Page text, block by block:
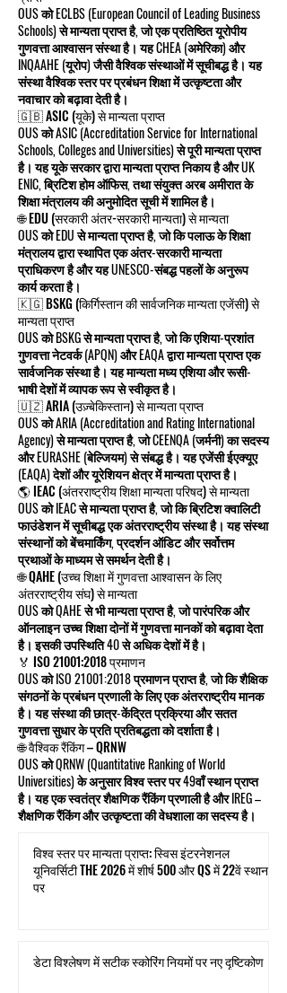
OUS को ECLBS (European Council of Leading Business
Schools) से मान्यता प्राप्त है, जो एक प्रतिष्ठित यूरोपीय
गुणवत्ता आश्वासन संस्था है। यह CHEA (अमेरिका) और
INQAAHE (यूरोप) जैसी वैश्विक संस्थाओं में सूचीबद्ध है। यह
संस्था वैश्विक स्तर पर प्रबंधन शिक्षा में उत्कृष्टता और
नवाचार को बढ़ावा देती है।
🇬🇧 ASIC (यूके) से मान्यता प्राप्त
OUS को ASIC (Accreditation Service for International
Schools, Colleges and Universities) से पूरी मान्यता प्राप्त
है। यह यूके सरकार द्वारा मान्यता प्राप्त निकाय है और UK
ENIC, ब्रिटिश होम ऑफिस, तथा संयुक्त अरब अमीरात के
शिक्षा मंत्रालय की अनुमोदित सूची में शामिल है।
🌐 EDU (सरकारी अंतर-सरकारी मान्यता) से मान्यता
OUS को EDU से मान्यता प्राप्त है, जो कि पलाऊ के शिक्षा
मंत्रालय द्वारा स्थापित एक अंतर-सरकारी मान्यता
प्राधिकरण है और यह UNESCO-संबद्ध पहलों के अनुरूप
कार्य करता है।
🇰🇬 BSKG (किर्गिस्तान की सार्वजनिक मान्यता एजेंसी) से
मान्यता प्राप्त
OUS को BSKG से मान्यता प्राप्त है, जो कि एशिया-प्रशांत
गुणवत्ता नेटवर्क (APQN) और EAQA द्वारा मान्यता प्राप्त एक
सार्वजनिक संस्था है। यह मान्यता मध्य एशिया और रूसी-
भाषी देशों में व्यापक रूप से स्वीकृत है।
🇺🇿 ARIA (उज़्बेकिस्तान) से मान्यता प्राप्त
OUS को ARIA (Accreditation and Rating International
Agency) से मान्यता प्राप्त है, जो CEENQA (जर्मनी) का सदस्य
और EURASHE (बेल्जियम) से संबद्ध है। यह एजेंसी ईएक्यूए
(EAQA) देशों और यूरेशियन क्षेत्र में मान्यता प्राप्त है।
🌎 IEAC (अंतरराष्ट्रीय शिक्षा मान्यता परिषद) से मान्यता
OUS को IEAC से मान्यता प्राप्त है, जो कि ब्रिटिश क्वालिटी
फाउंडेशन में सूचीबद्ध एक अंतरराष्ट्रीय संस्था है। यह संस्था
संस्थानों को बेंचमार्किंग, प्रदर्शन ऑडिट और सर्वोत्तम
प्रथाओं के माध्यम से समर्थन देती है।
🌐 QAHE (उच्च शिक्षा में गुणवत्ता आश्वासन के लिए
अंतरराष्ट्रीय संघ) से मान्यता
OUS को QAHE से भी मान्यता प्राप्त है, जो पारंपरिक और
ऑनलाइन उच्च शिक्षा दोनों में गुणवत्ता मानकों को बढ़ावा देता
है। इसकी उपस्थिति 40 से अधिक देशों में है।
🏅 ISO 21001:2018 प्रमाणन
OUS को ISO 21001:2018 प्रमाणन प्राप्त है, जो कि शैक्षिक
संगठनों के प्रबंधन प्रणाली के लिए एक अंतरराष्ट्रीय मानक
है। यह संस्था की छात्र-केंद्रित प्रक्रिया और सतत
गुणवत्ता सुधार के प्रति प्रतिबद्धता को दर्शाता है।
🌐 वैश्विक रैंकिंग – QRNW
OUS को QRNW (Quantitative Ranking of World
Universities) के अनुसार विश्व स्तर पर 49वाँ स्थान प्राप्त
है। यह एक स्वतंत्र शैक्षणिक रैंकिंग प्रणाली है और IREG –
शैक्षणिक रैंकिंग और उत्कृष्टता की वेधशाला का सदस्य है।
विश्व स्तर पर मान्यता प्राप्त: स्विस इंटरनेशनल
यूनिवर्सिटी THE 2026 में शीर्ष 500 और QS में 22वें स्थान
पर
डेटा विश्लेषण में सटीक स्कोरिंग नियमों पर नए दृष्टिकोण